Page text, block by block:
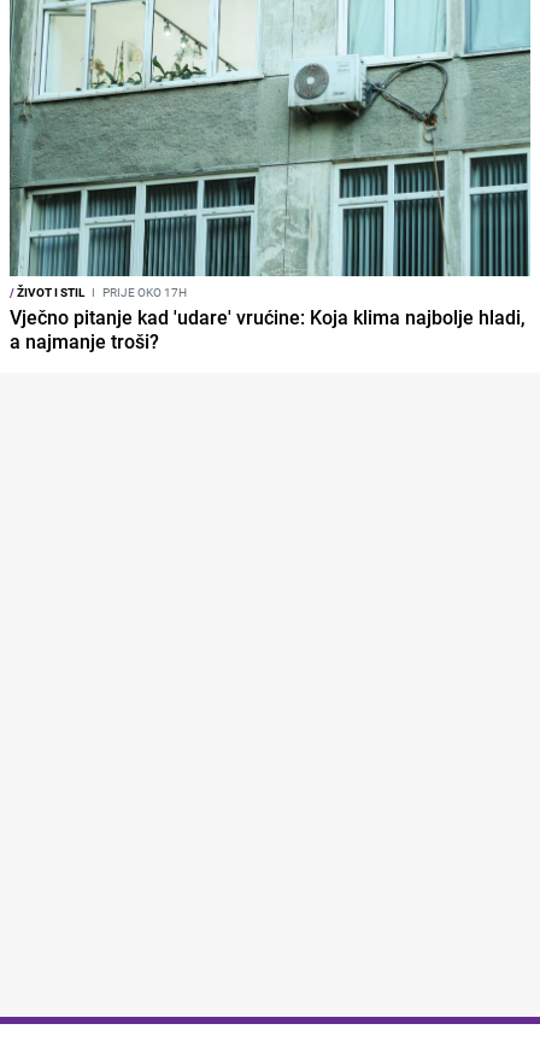
/ŽIVOT I STIL I PRIJE OKO 17H
Vječno pitanje kad 'udare' vrućine: Koja klima najbolje hladi,
a najmanje troši?